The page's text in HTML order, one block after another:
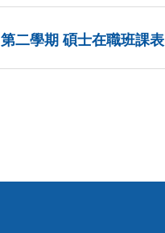
第二學期 碩士在職班課表